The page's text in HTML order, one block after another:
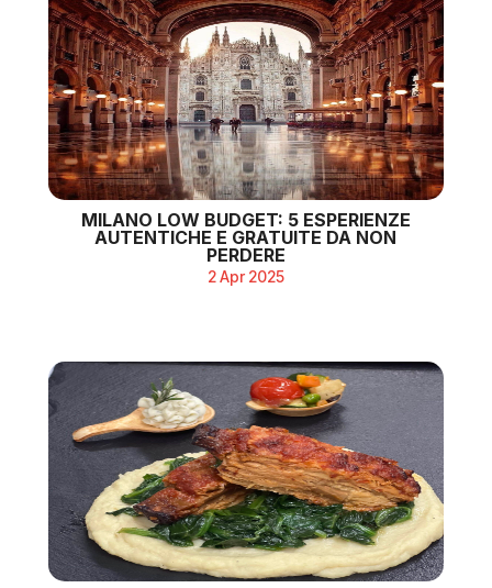
MILANO LOW BUDGET: 5 ESPERIENZE
AUTENTICHE E GRATUITE DA NON
PERDERE
2 Apr 2025